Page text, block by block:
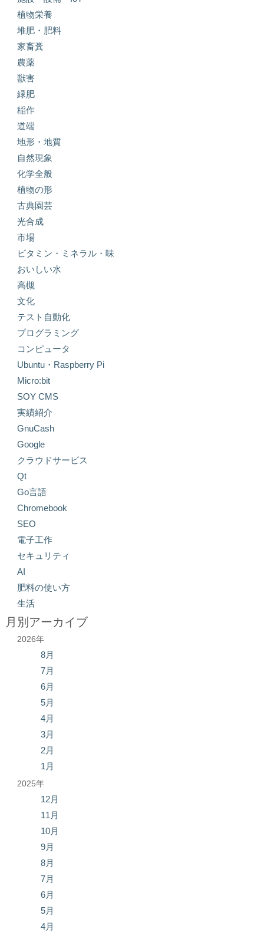
植物栄養
堆肥・肥料
家畜糞
農薬
獣害
緑肥
稲作
道端
地形・地質
自然現象
化学全般
植物の形
古典園芸
光合成
市場
ビタミン・ミネラル・味
おいしい水
高槻
文化
テスト自動化
プログラミング
コンピュータ
Ubuntu・Raspberry Pi
Micro:bit
SOY CMS
実績紹介
GnuCash
Google
クラウドサービス
Qt
Go言語
Chromebook
SEO
電子工作
セキュリティ
AI
肥料の使い方
生活
月別アーカイブ
2026年
8月
7月
6月
5月
4月
3月
2月
1月
2025年
12月
11月
10月
9月
8月
7月
6月
5月
4月